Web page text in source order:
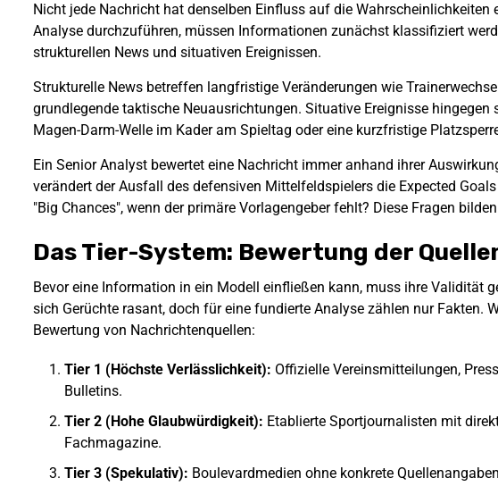
Nicht jede Nachricht hat denselben Einfluss auf die Wahrscheinlichkeiten
Analyse durchzuführen, müssen Informationen zunächst klassifiziert
strukturellen News und situativen Ereignissen.
Strukturelle News betreffen langfristige Veränderungen wie
grundlegende taktische Neuausrichtungen. Situative Ereignisse
Magen-Darm-Welle im Kader am Spieltag oder eine kurzfristige
Ein Senior Analyst bewertet eine Nachricht immer anhand ihrer
verändert der Ausfall des defensiven Mittelfeldspielers die Expected
"Big Chances", wenn der primäre Vorlagengeber fehlt? Diese Fragen
Das Tier-System: Bewertung der
Bevor eine Information in ein Modell einfließen kann, muss ihre Validität
sich Gerüchte rasant, doch für eine fundierte Analyse zählen nur Fakten.
Bewertung von Nachrichtenquellen:
Tier 1 (Höchste Verlässlichkeit): Offizielle Vereinsmitteilungen,
Bulletins.
Tier 2 (Hohe Glaubwürdigkeit): Etablierte Sportjournalisten mit
Fachmagazine.
Tier 3 (Spekulativ): Boulevardmedien ohne konkrete